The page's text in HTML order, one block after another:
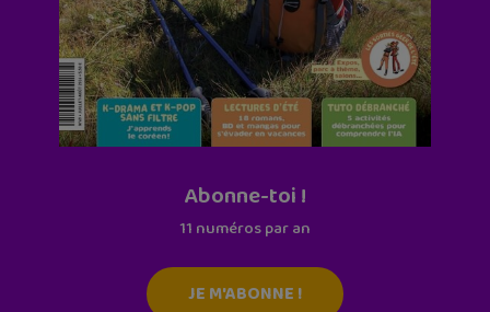
Abonne-toi !
11 numéros par an
JE M'ABONNE !